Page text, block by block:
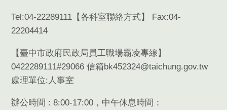
Tel:04-22289111【各科室聯絡方式】 Fax:04-
22204414
【臺中市政府民政局員工職場霸凌專線】
0422289111#29066 信箱bk452324@taichung.gov.tw
處理單位:人事室
辦公時間 : 8:00-17:00，中午休息時間：